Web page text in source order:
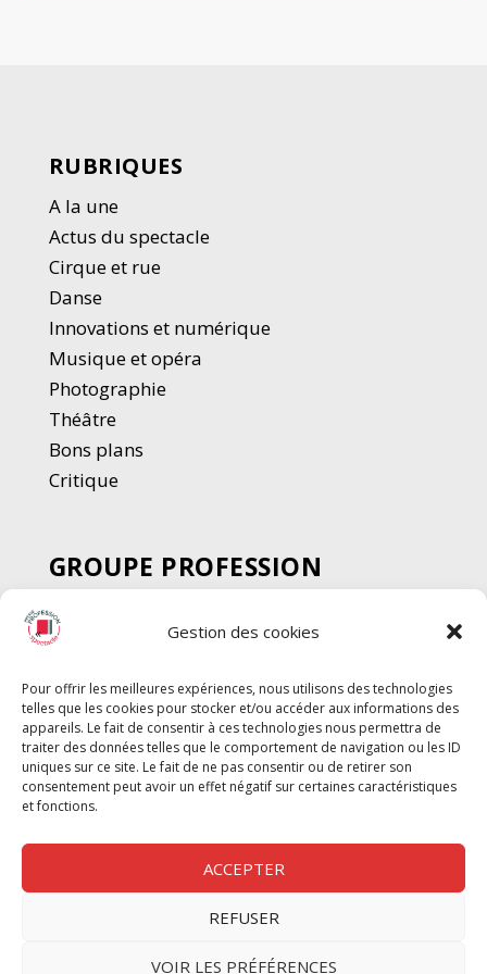
Gestion des cookies
Pour offrir les meilleures expériences, nous utilisons des technologies
telles que les cookies pour stocker et/ou accéder aux informations des
appareils. Le fait de consentir à ces technologies nous permettra de
traiter des données telles que le comportement de navigation ou les ID
uniques sur ce site. Le fait de ne pas consentir ou de retirer son
consentement peut avoir un effet négatif sur certaines caractéristiques
et fonctions.
ACCEPTER
REFUSER
VOIR LES PRÉFÉRENCES
RUBRIQUES
A la une
Actus du spectacle
Cirque et rue
Danse
Innovations et numérique
Musique et opéra
Photographie
Théâtre
Bons plans
Critique
GROUPE PROFESSION
SPECTACLE
Chèque Intermittents
Chèque Compta
Chèque Emploi Spectacle
G-Pods
Profession Audio-visuel
Nous contacter